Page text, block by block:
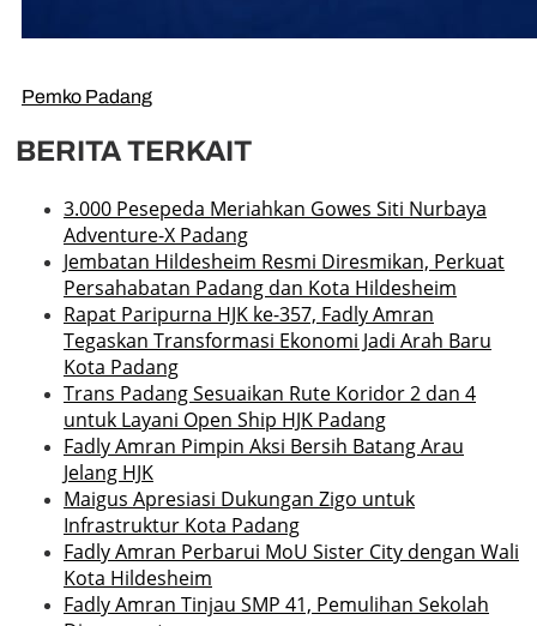
Pemko Padang
BERITA TERKAIT
3.000 Pesepeda Meriahkan Gowes Siti Nurbaya
Adventure-X Padang
Jembatan Hildesheim Resmi Diresmikan, Perkuat
Persahabatan Padang dan Kota Hildesheim
Rapat Paripurna HJK ke-357, Fadly Amran
Tegaskan Transformasi Ekonomi Jadi Arah Baru
Kota Padang
Trans Padang Sesuaikan Rute Koridor 2 dan 4
untuk Layani Open Ship HJK Padang
Fadly Amran Pimpin Aksi Bersih Batang Arau
Jelang HJK
Maigus Apresiasi Dukungan Zigo untuk
Infrastruktur Kota Padang
Fadly Amran Perbarui MoU Sister City dengan Wali
Kota Hildesheim
Fadly Amran Tinjau SMP 41, Pemulihan Sekolah